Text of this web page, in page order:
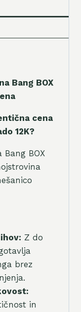
Bang BOX
cena
12K?
BOX
Z do
brez
in